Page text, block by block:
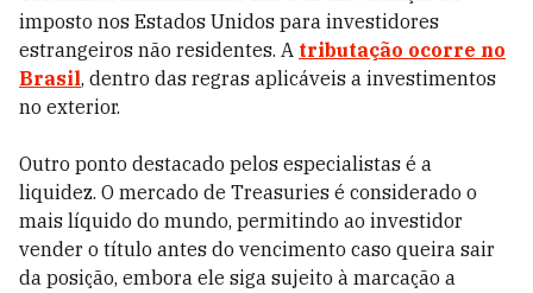
imposto nos Estados Unidos para investidores
estrangeiros não residentes. A tributação ocorre no
Brasil, dentro das regras aplicáveis a investimentos
no exterior.
Outro ponto destacado pelos especialistas é a
liquidez. O mercado de Treasuries é considerado o
mais líquido do mundo, permitindo ao investidor
vender o título antes do vencimento caso queira sair
da posição, embora ele siga sujeito à marcação a